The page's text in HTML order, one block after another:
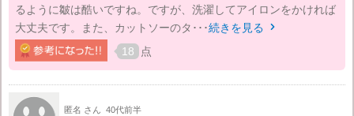
るように皺は酷いですね。ですが、洗濯してアイロンをかければ
大丈夫です。また、カットソーのタ･･･続きを見る 
18 点
匿名 さん 40代前半